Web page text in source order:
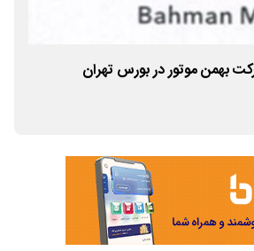
بهمن موتور در بورس تهران